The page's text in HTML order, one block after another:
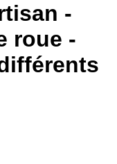
-
roue -